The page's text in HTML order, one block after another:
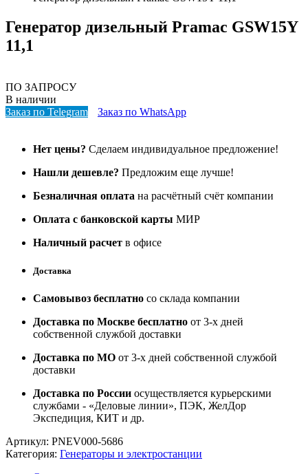
Генератор дизельный Pramac GSW15Y
11,1
ПО ЗАПРОСУ
В наличии
Заказ по Telegram
Заказ по WhatsApp
Нет цены? Сделаем индивидуальное предложение!
Нашли дешевле? Предложим еще лучше!
Безналичная оплата на расчётный счёт компании
Оплата с банковской карты МИР
Наличный расчет в офисе
Доставка
Самовывоз бесплатно со склада компании
Доставка по Москве бесплатно от 3-х дней
собственной службой доставки
Доставка по МО от 3-х дней собственной службой
доставки
Доставка по России осуществляется курьерскими
службами - «Деловые линии», ПЭК, ЖелДор
Экспедиция, КИТ и др.
Артикул: PNEV000-5686
Категория: Генераторы и электростанции